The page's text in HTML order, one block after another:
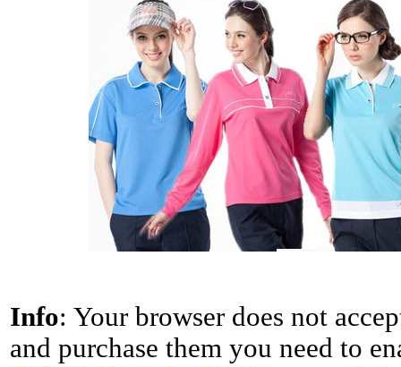
Info: Your browser does not
and purchase them you need to